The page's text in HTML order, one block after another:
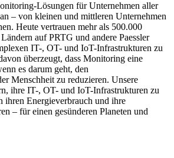
Lösungen für Unternehmen aller
– von kleinen und mittleren Unternehmen
Heute vertrauen mehr als 500.000
auf PRTG und andere Paessler
IT-, OT- und IoT-Infrastrukturen zu
überzeugt, dass Monitoring eine
es darum geht, den
Menschheit zu reduzieren. Unsere
ihre IT-, OT- und IoT-Infrastrukturen zu
ihren Energieverbrauch und ihre
– für einen gesünderen Planeten und